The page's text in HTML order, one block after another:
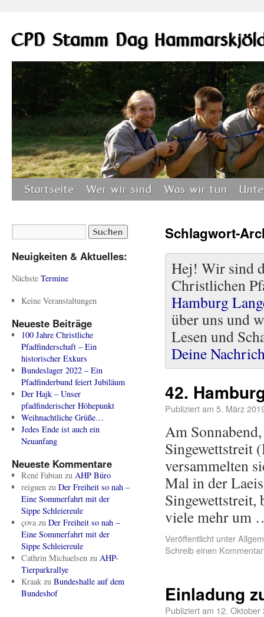
CPD Stamm Dag
Startseite Wer wir sind Was wir tun
Schlagwort-
Hej! Wir sind
Christlichen
Hamburg
über uns und
Lesen und
Deine
42.
Publiziert am 5. März
Am
Singewettstreit
versammelten
Mal in der
Singewettstreit,
viele mehr
Veröffentlicht unter
Schreib einen Kommentar
Einladung
Publiziert am 12. Oktober
Neuigkeiten & Aktuelles:
Nächste Termine
Keine Veranstaltungen
Neueste Beiträge
100 Jahre Christliche
Pfadfinderschaft – Ein
historischer Exkurs
Bundeslager 2022 – Ein
Pfadfinderbund feiert Jubiläum
Der Hajk – Unser
pfadfinderischer Höhepunkt
Weihnachtliche Grüße…
Jedes Ende ist auch ein
Neuanfang
Neueste Kommentare
René Fabianzu AHP Büro
reiguenzu Der Freiheit so nah –
Eine Sommerfahrt mit der
Sippe Schleiereule
çovazu Der Freiheit so nah –
Eine Sommerfahrt mit der
Sippe Schleiereule
Cathrin Michaelsenzu AHP-
Tierparkrallye
Kraakzu Bundeshalle auf dem
Bundeshof